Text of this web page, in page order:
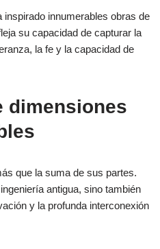
innumerables obras de
su capacidad de capturar la
la fe y la capacidad de
dimensiones
que la suma de sus partes.
antigua, sino también
y la profunda interconexión